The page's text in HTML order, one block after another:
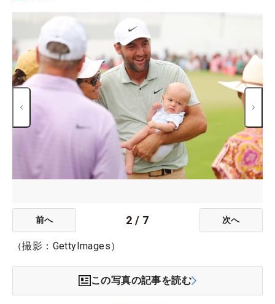
前へ 2 / 7 次へ
（撮影：GettyImages）
この写真の記事を読む